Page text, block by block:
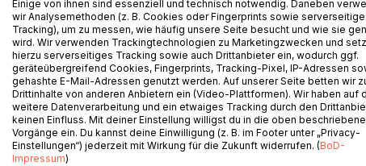
Glücklicherweise hat das Schicksal immer einen
sich ihrer Vergangenheit zu stellen und die
Werden sie den Mut finden, ihre Ängste zu
den Fesseln ihrer Vergangenheit gefangen
"All In for the Second Chance" ist nicht nur eine
eine Reise in das Innere des Herzens. Lass dich
Entwicklung verzaubern.
Einige von ihnen sind essenziell und technisch notwendig. Daneben
wir Analysemethoden (z. B. Cookies oder Fingerprints sowie
Tracking), um zu messen, wie häufig unsere Seite besucht und wie sie
wird. Wir verwenden Trackingtechnologien zu Marketingzwecken und
hierzu serverseitiges Tracking sowie auch Drittanbieter ein, wodurch ggf.
geräteübergreifend Cookies, Fingerprints, Tracking-Pixel, IP-Adressen
gehashte E-Mail-Adressen genutzt werden. Auf unserer Seite betten wir
Drittinhalte von anderen Anbietern ein (Video-Plattformen). Wir haben auf
weitere Datenverarbeitung und ein etwaiges Tracking durch den
keinen Einfluss. Mit deiner Einstellung willigst du in die oben
Vorgänge ein. Du kannst deine Einwilligung (z. B. im Footer unter „Privacy-
Einstellungen“) jederzeit mit Wirkung für die Zukunft widerrufen. (BoD-
Impressum)